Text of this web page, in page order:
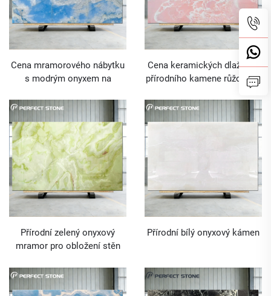
Cena mramorového nábytku
s modrým onyxem na
Cena keramických dlaždic z
přírodního kamene růžového
onyxu mramorové desky
Přírodní zelený onyxový
mramor pro obložení stěn
Přírodní bílý onyxový kámen